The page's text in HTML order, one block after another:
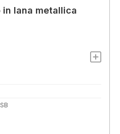
in lana metallica